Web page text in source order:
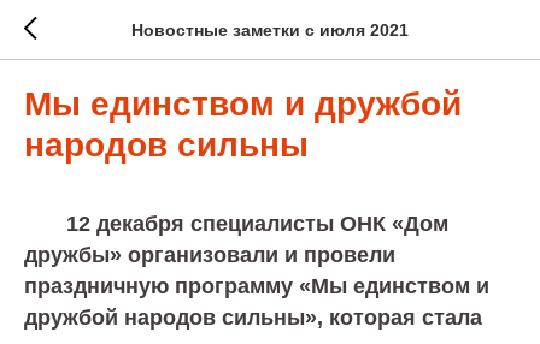
Новостные заметки с июля 2021
Мы единством и дружбой
народов сильны
12 декабря специалисты ОНК «Дом
дружбы» организовали и провели
праздничную программу «Мы единством и
дружбой народов сильны», которая стала